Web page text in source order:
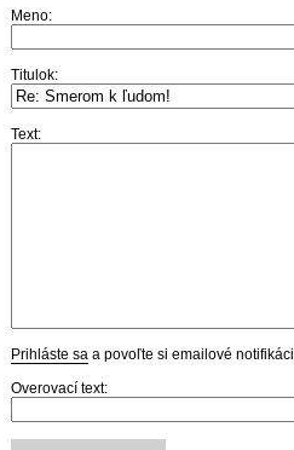
Meno:
Titulok:
Text:
Prihláste sa a povoľte si emailové
Overovací text: